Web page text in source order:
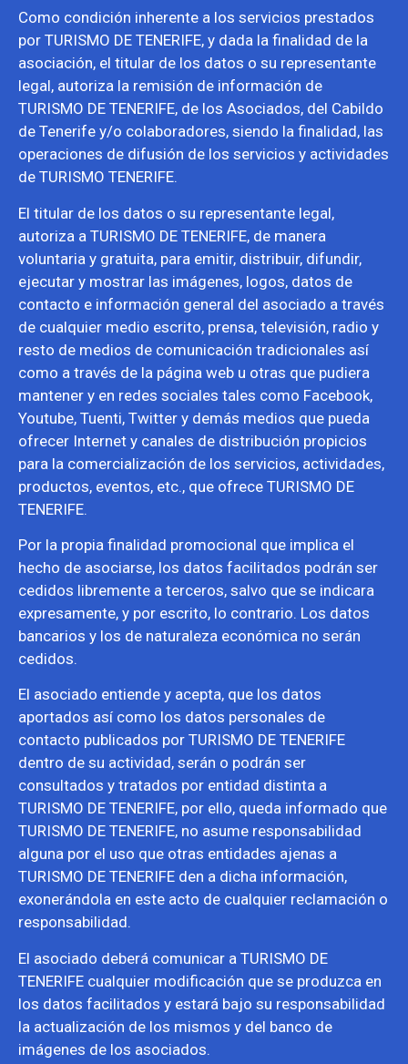
Como condición inherente a los servicios prestados
por TURISMO DE TENERIFE, y dada la finalidad de la
asociación, el titular de los datos o su representante
legal, autoriza la remisión de información de
TURISMO DE TENERIFE, de los Asociados, del Cabildo
de Tenerife y/o colaboradores, siendo la finalidad, las
operaciones de difusión de los servicios y actividades
de TURISMO TENERIFE.
El titular de los datos o su representante legal,
autoriza a TURISMO DE TENERIFE, de manera
voluntaria y gratuita, para emitir, distribuir, difundir,
ejecutar y mostrar las imágenes, logos, datos de
contacto e información general del asociado a través
de cualquier medio escrito, prensa, televisión, radio y
resto de medios de comunicación tradicionales así
como a través de la página web u otras que pudiera
mantener y en redes sociales tales como Facebook,
Youtube, Tuenti, Twitter y demás medios que pueda
ofrecer Internet y canales de distribución propicios
para la comercialización de los servicios, actividades,
productos, eventos, etc., que ofrece TURISMO DE
TENERIFE.
Por la propia finalidad promocional que implica el
hecho de asociarse, los datos facilitados podrán ser
cedidos libremente a terceros, salvo que se indicara
expresamente, y por escrito, lo contrario. Los datos
bancarios y los de naturaleza económica no serán
cedidos.
El asociado entiende y acepta, que los datos
aportados así como los datos personales de
contacto publicados por TURISMO DE TENERIFE
dentro de su actividad, serán o podrán ser
consultados y tratados por entidad distinta a
TURISMO DE TENERIFE, por ello, queda informado que
TURISMO DE TENERIFE, no asume responsabilidad
alguna por el uso que otras entidades ajenas a
TURISMO DE TENERIFE den a dicha información,
exonerándola en este acto de cualquier reclamación o
responsabilidad.
El asociado deberá comunicar a TURISMO DE
TENERIFE cualquier modificación que se produzca en
los datos facilitados y estará bajo su responsabilidad
la actualización de los mismos y del banco de
imágenes de los asociados.